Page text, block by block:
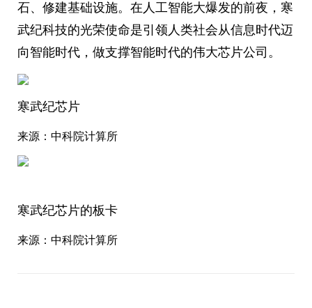
石、修建基础设施。在人工智能大爆发的前夜，寒
武纪科技的光荣使命是引领人类社会从信息时代迈
向智能时代，做支撑智能时代的伟大芯片公司。
寒武纪芯片
来源：中科院计算所
寒武纪芯片的板卡
来源：中科院计算所